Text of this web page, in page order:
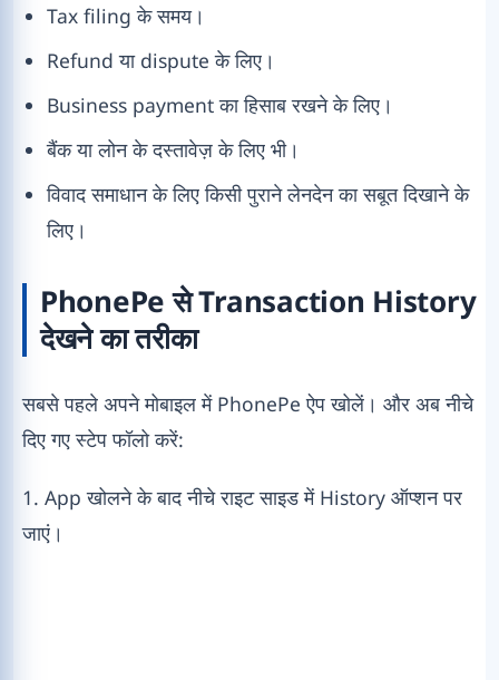
Tax filing के समय।
Refund या dispute के लिए।
Business payment का हिसाब रखने के लिए।
बैंक या लोन के दस्तावेज़ के लिए भी।
विवाद समाधान के लिए किसी पुराने लेनदेन का सबूत दिखाने के
लिए।
PhonePe से Transaction History
देखने का तरीका
सबसे पहले अपने मोबाइल में PhonePe ऐप खोलें। और अब नीचे
दिए गए स्टेप फॉलो करें:
1. App खोलने के बाद नीचे राइट साइड में History ऑप्शन पर
जाएं।